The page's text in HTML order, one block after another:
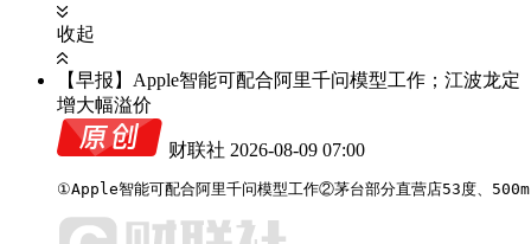
收起
【早报】Apple智能可配合阿里千问模型工作；江波龙定
增大幅溢价
财联社 2026-08-09 07:00
①Apple智能可配合阿里千问模型工作②茅台部分直营店53度、